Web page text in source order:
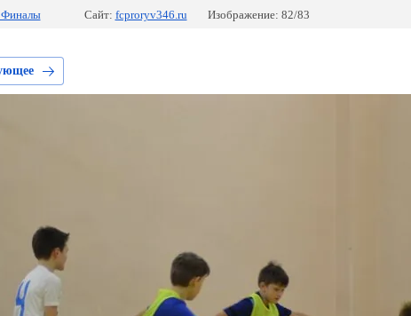
Финалы Сайт: fcproryv346.ru Изображение: 82/83